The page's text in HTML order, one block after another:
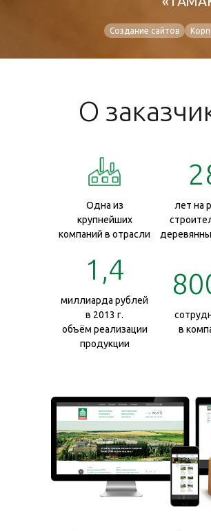
Создание сайтов
О
Одна из
крупнейших
компаний в отрасли
лет на
1,4
миллиарда рублей
в 2013 г.
объём реализации
продукции
в